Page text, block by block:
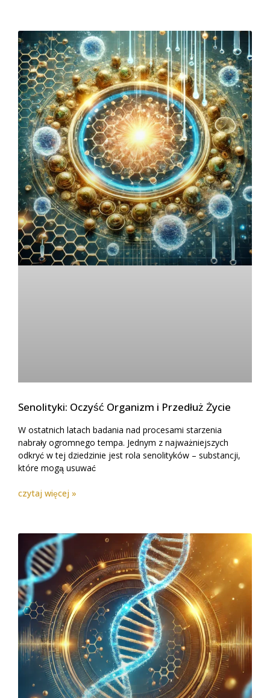
Senolityki: Oczyść Organizm i Przedłuż Życie
W ostatnich latach badania nad procesami starzenia
nabrały ogromnego tempa. Jednym z najważniejszych
odkryć w tej dziedzinie jest rola senolityków – substancji,
które mogą usuwać
czytaj więcej »